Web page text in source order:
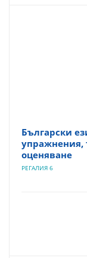
Български
упражнения,
оценяване
РЕГАЛИЯ 6